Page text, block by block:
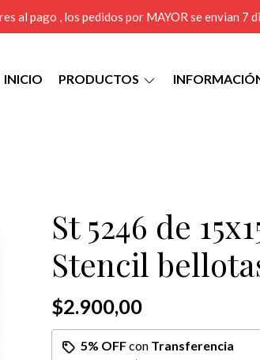
al pago , los pedidos por MAYOR se envian 7
INICIO PRODUCTOS
St 5246 de
Stencil
$2.900,00
5% OFFcon Transferencia